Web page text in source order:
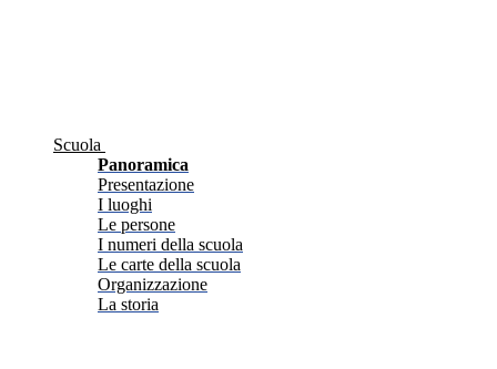
Scuola
Panoramica
Presentazione
I luoghi
Le persone
I numeri della scuola
Le carte della scuola
Organizzazione
La storia